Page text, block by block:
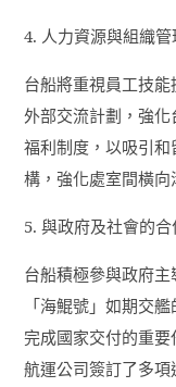
4. 人力資源與組織管
台船將重視員工技
外部交流計劃，強
福利制度，以吸引
構，強化處室間橫向
5.與政府及社會的合
台船積極參與政府
「海鯤號」如期交
完成國家交付的重
航運公司簽訂了多項